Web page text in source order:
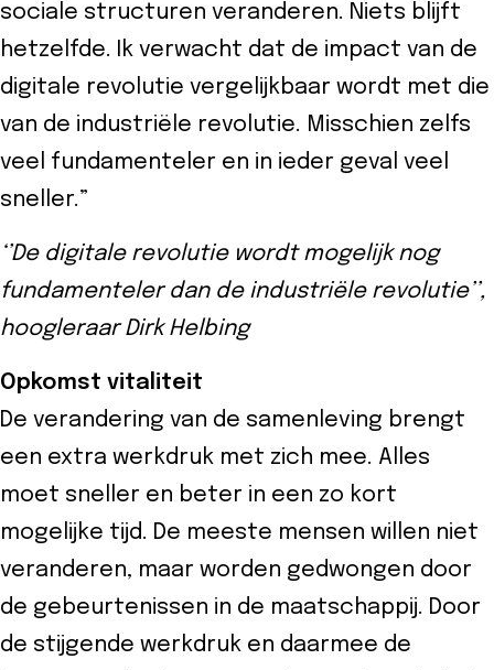
sociale structuren veranderen. Niets blijft
hetzelfde. Ik verwacht dat de impact van de
digitale revolutie vergelijkbaar wordt met die
van de industriële revolutie. Misschien zelfs
veel fundamenteler en in ieder geval veel
sneller.”
‘’De digitale revolutie wordt mogelijk nog
fundamenteler dan de industriële revolutie’’,
hoogleraar Dirk Helbing
Opkomst vitaliteit
De verandering van de samenleving brengt
een extra werkdruk met zich mee. Alles
moet sneller en beter in een zo kort
mogelijke tijd. De meeste mensen willen niet
veranderen, maar worden gedwongen door
de gebeurtenissen in de maatschappij. Door
de stijgende werkdruk en daarmee de